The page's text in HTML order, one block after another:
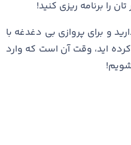
را برنامه‌ ریزی کنید!
و برای پروازی بی‌ دغدغه با
کرده ‌اید، وقت آن است که وارد